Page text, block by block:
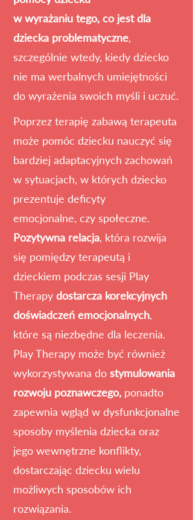
w wyrażaniu tego, co jest dla
dziecka problematyczne,
szczególnie wtedy, kiedy dziecko
nie ma werbalnych umiejętności
do wyrażenia swoich myśli i uczuć.
Poprzez terapię zabawą terapeuta
może pomóc dziecku nauczyć się
bardziej adaptacyjnych zachowań
w sytuacjach, w których dziecko
prezentuje deficyty
emocjonalne, czy społeczne.
Pozytywna relacja, która rozwija
się pomiędzy terapeutą i
dzieckiem podczas sesji Play
Therapy dostarcza korekcyjnych
doświadczeń emocjonalnych,
które są niezbędne dla leczenia.
Play Therapy może być również
wykorzystywana do stymulowania
rozwoju poznawczego, ponadto
zapewnia wgląd w dysfunkcjonalne
sposoby myślenia dziecka oraz
jego wewnętrzne konflikty,
dostarczając dziecku wielu
możliwych sposobów ich
rozwiązania.